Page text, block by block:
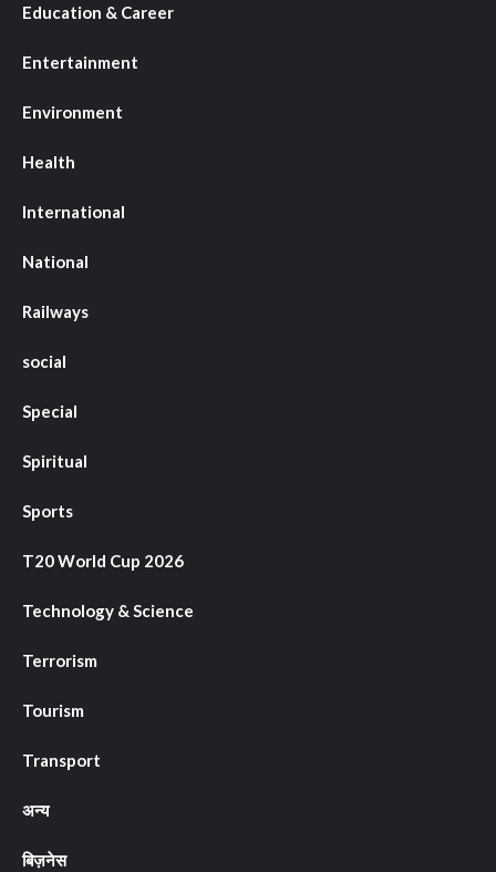
Education & Career
Entertainment
Environment
Health
International
National
Railways
social
Special
Spiritual
Sports
T20 World Cup 2026
Technology & Science
Terrorism
Tourism
Transport
अन्य
बिज़नेस